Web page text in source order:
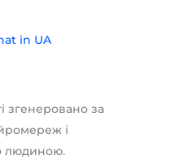
in UA
згенеровано за
і
людиною.